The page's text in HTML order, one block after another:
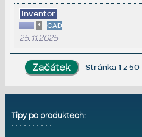
Inventor
* CAD
25.11.2025
Stránka 1 z 50
Tipy po produktech: • • • • • • • • • • • • •
• • • • • • • • • •